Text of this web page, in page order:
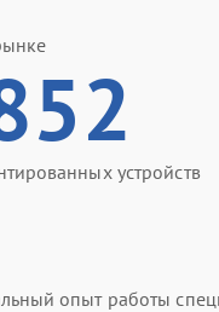
устройств
опыт работы